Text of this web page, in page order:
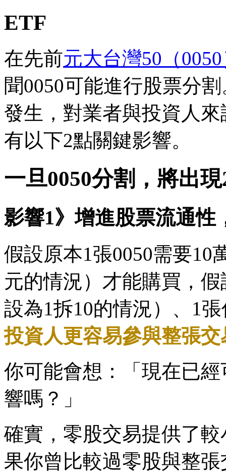
ETF
在先前元大台灣50（
聞0050可能進行股票分
發生，對業者與投資人
有以下2點關鍵影響。
一旦0050分割，將出
影響1》增進股票流通性
假設原本1張0050需要10
元的情況）才能購買，
設為1拆10的情況）、1
投資人更容易參與整張交
你可能會想：「現在已
響嗎？」
確實，零股交易提供了
果你曾比較過零股與整